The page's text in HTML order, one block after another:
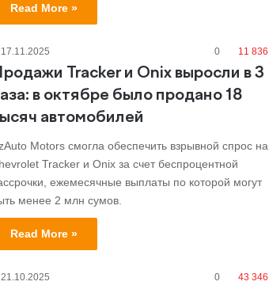
Read More »
17.11.2025 0 11 836
Tracker и Onix выросли в 3
в октябре было продано 18
автомобилей
Motors смогла обеспечить взрывной спрос на
Tracker и Onix за счет беспроцентной
ежемесячные выплаты по которой могут
менее 2 млн сумов.
Read More »
21.10.2025 0 43 346